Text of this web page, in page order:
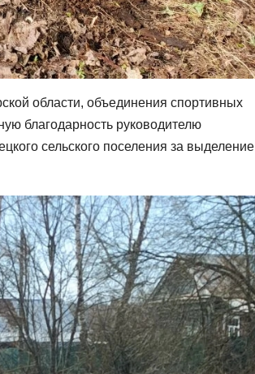
области, объединения спортивных
благодарность руководителю
сельского поселения за выделение